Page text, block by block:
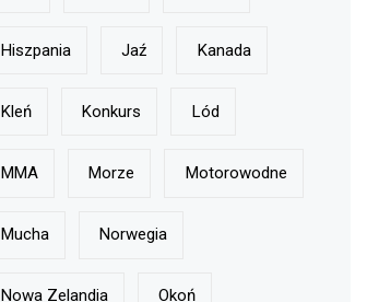
Hiszpania Jaź Kanada
Kleń Konkurs Lód
MMA Morze Motorowodne
Mucha Norwegia
Nowa Zelandia Okoń